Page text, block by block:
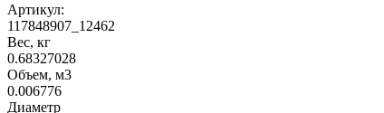
Артикул:
117848907_12462
Вес, кг
0.68327028
Объем, м3
0.006776
Диаметр